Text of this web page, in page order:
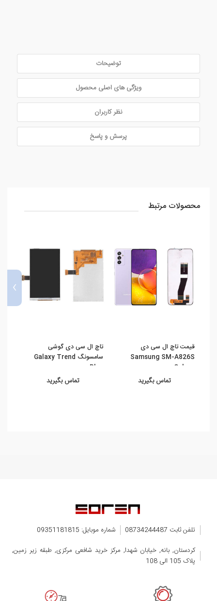
توضیحات
ویژگی های اصلی محصول
نظر کاربران
پرسش و پاسخ
محصولات مرتبط
قیمت تاچ ال سی دی
Samsung SM-A826S
Galaxy ...
تماس بگیرید
تاچ ال سی دی گوشی
سامسونگ Galaxy Trend
Plus ...
تماس بگیرید
›
تلفن ثابت 08734244487
شماره موبایل: 09351181815
کردستان, بانه, خیابان شهدا, مرکز خرید شافعی مرکزی, طبقه زیر زمین,
پلاک 105 الی 108